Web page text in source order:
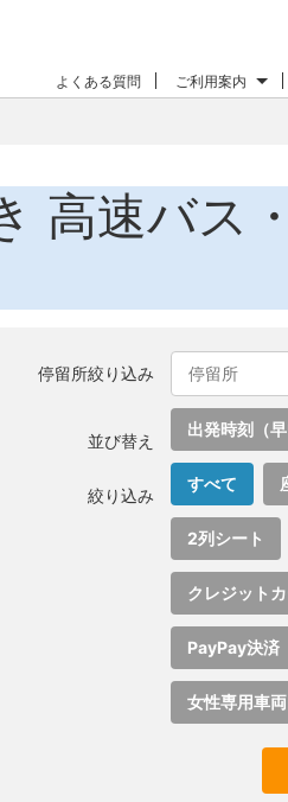
よくある質問 ご利用案内
高速バス
停留所絞り込み
並び替え
出発時刻（早
絞り込み
すべて
2列シート
クレジット
PayPay決済
女性専用車両